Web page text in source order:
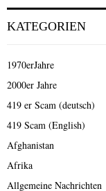
KATEGORIEN
1970erJahre
2000er Jahre
419 er Scam (deutsch)
419 Scam (English)
Afghanistan
Afrika
Allgemeine Nachrichten